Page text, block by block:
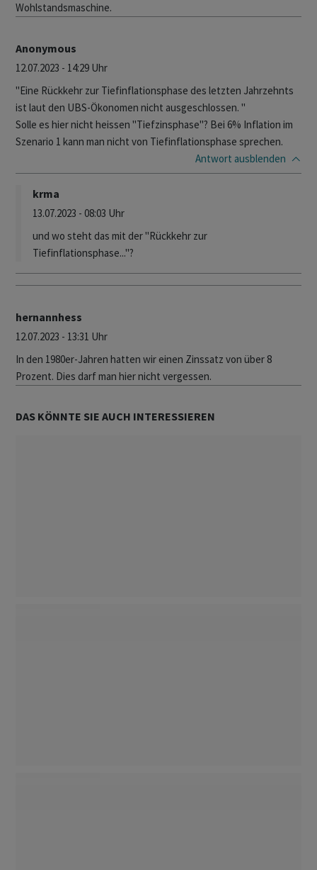
Wohlstandsmaschine.
Anonymous
12.07.2023 - 14:29 Uhr
"Eine Rückkehr zur Tiefinflationsphase des letzten Jahrzehnts
ist laut den UBS-Ökonomen nicht ausgeschlossen. "
Solle es hier nicht heissen "Tiefzinsphase"? Bei 6% Inflation im
Szenario 1 kann man nicht von Tiefinflationsphase sprechen.
Antwort ausblenden
krma
13.07.2023 - 08:03 Uhr
und wo steht das mit der "Rückkehr zur
Tiefinflationsphase..."?
hernannhess
12.07.2023 - 13:31 Uhr
In den 1980er-Jahren hatten wir einen Zinssatz von über 8
Prozent. Dies darf man hier nicht vergessen.
DAS KÖNNTE SIE AUCH INTERESSIEREN